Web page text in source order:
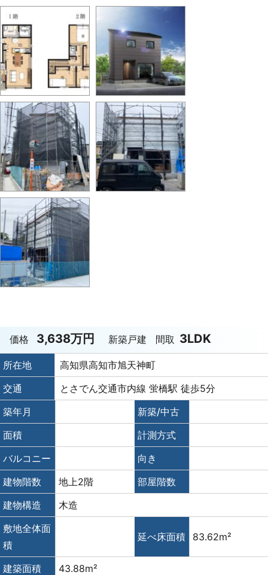
価格 3,638万円 新築戸建 間取 3LDK
所在地
高知県高知市旭天神町
交通
とさでん交通市内線 蛍橋駅 徒歩5分
築年月
新築/中古
面積
計測方式
バルコニー
向き
建物階数
地上2階
部屋階数
建物構造
木造
敷地全体面
積
延べ床面積 83.62m²
建築面積 43.88m²